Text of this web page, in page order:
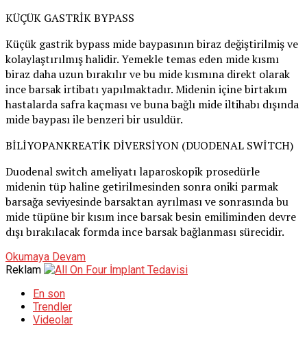
KÜÇÜK GASTRİK BYPASS
Küçük gastrik bypass mide baypasının biraz değiştirilmiş ve
kolaylaştırılmış halidir. Yemekle temas eden mide kısmı
biraz daha uzun bırakılır ve bu mide kısmına direkt olarak
ince barsak irtibatı yapılmaktadır. Midenin içine birtakım
hastalarda safra kaçması ve buna bağlı mide iltihabı dışında
mide baypası ile benzeri bir usuldür.
BİLİYOPANKREATİK DİVERSİYON (DUODENAL SWİTCH)
Duodenal switch ameliyatı laparoskopik prosedürle
midenin tüp haline getirilmesinden sonra oniki parmak
barsağa seviyesinde barsaktan ayrılması ve sonrasında bu
mide tüpüne bir kısım ince barsak besin emiliminden devre
dışı bırakılacak formda ince barsak bağlanması sürecidir.
Okumaya Devam
Reklam
En son
Trendler
Videolar